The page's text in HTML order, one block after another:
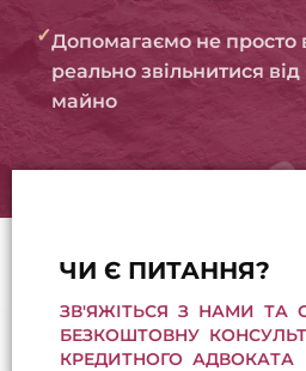
✓Допомагаємо не просто
реально звільнитися від
майно
ЧИ Є ПИТАННЯ?
ЗВ'ЯЖІТЬСЯ З НАМИ ТА
БЕЗКОШТОВНУ
КРЕДИТНОГО АДВОКАТА